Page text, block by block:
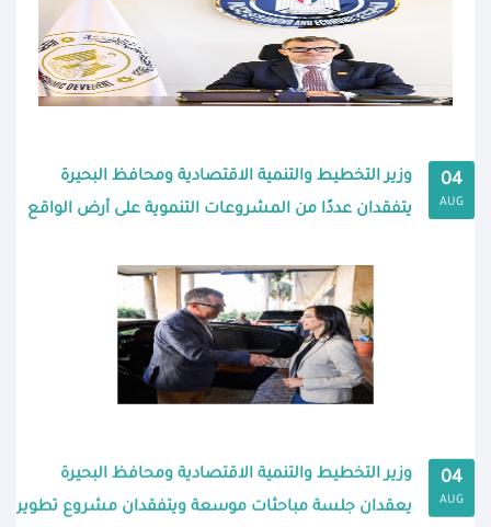
04
AUG
وزير التخطيط والتنمية الاقتصادية ومحافظ البحيرة
يتفقدان عددًا من المشروعات التنموية على أرض الواقع
04
AUG
وزير التخطيط والتنمية الاقتصادية ومحافظ البحيرة
يعقدان جلسة مباحثات موسعة ويتفقدان مشروع تطوير